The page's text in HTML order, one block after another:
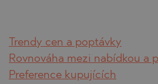
Trendy cen a poptávky
Rovnováha mezi nabídkou a
Preference kupujících